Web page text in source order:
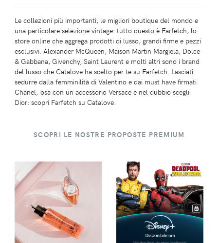
Le collezioni più importanti, le migliori boutique del mondo e
una particolare selezione vintage: tutto questo è Farfetch, lo
store online che aggrega prodotti di lusso, grandi firme e pezzi
esclusivi. Alexander McQueen, Maison Martin Margiela, Dolce
& Gabbana, Givenchy, Saint Laurent e molti altri sono i brand
del lusso che Catalove ha scelto per te su Farfetch. Lasciati
sedurre dalla femminilità di Valentino e dai must have firmati
Chanel; osa con un accessorio Versace e nel dubbio scegli
Dior: scopri Farfetch su Catalove.
SCOPRI LE NOSTRE PROPOSTE PREMIUM